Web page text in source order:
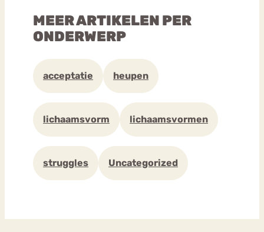
MEER ARTIKELEN PER
ONDERWERP
acceptatie heupen
lichaamsvorm lichaamsvormen
struggles Uncategorized